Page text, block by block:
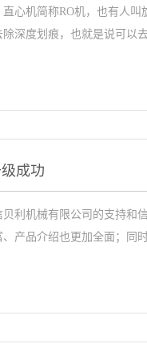
心机简称RO机，也有人
深度划痕，也就是说可以
成功
利机械有限公司的支持和
产品介绍也更加全面；同